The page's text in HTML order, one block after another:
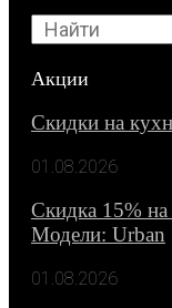
Акции
Скидки на
01.08.2026
Скидка 15%
Модели: Urban
01.08.2026